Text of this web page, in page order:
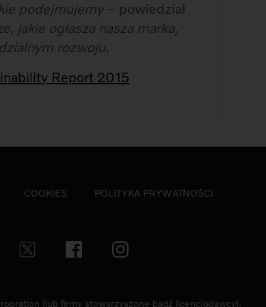
podejmujemy– powiedział
jakie ogłasza nasza marka,
rozwoju.
Report 2015
COOKIES POLITYKA PRYWATNOŚCI
(lub firmy stowarzyszone bądź licencjodawcy).